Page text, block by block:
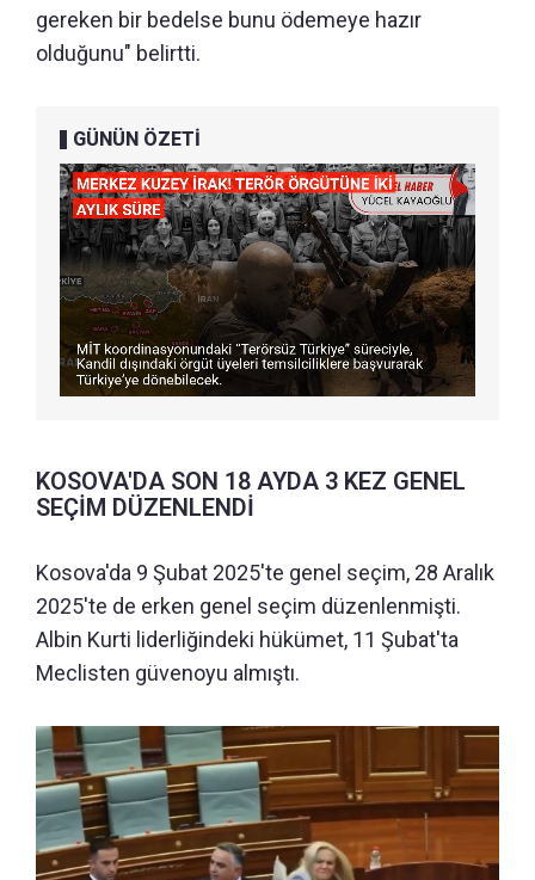
gereken bir bedelse bunu ödemeye hazır
olduğunu" belirtti.
GÜNÜN ÖZETİ
⁠KOSOVA'DA SON 18 AYDA 3 KEZ GENEL
SEÇİM DÜZENLENDİ
Kosova'da 9 Şubat 2025'te genel seçim, 28 Aralık
2025'te de erken genel seçim düzenlenmişti.
Albin Kurti liderliğindeki hükümet, 11 Şubat'ta
Meclisten güvenoyu almıştı.